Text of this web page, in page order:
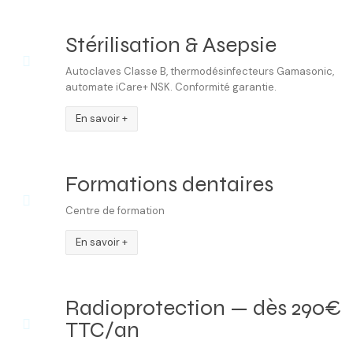
Stérilisation & Asepsie
Autoclaves Classe B, thermodésinfecteurs Gamasonic,
automate iCare+ NSK. Conformité garantie.
En savoir +
Formations dentaires
Centre de formation
En savoir +
Radioprotection — dès 290€
TTC/an